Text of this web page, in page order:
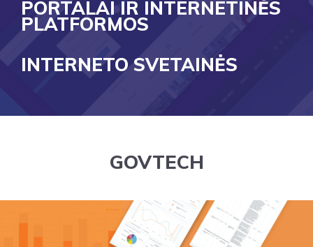
PORTALAI IR INTERNETINĖS
PLATFORMOS
INTERNETO SVETAINĖS
GOVTECH